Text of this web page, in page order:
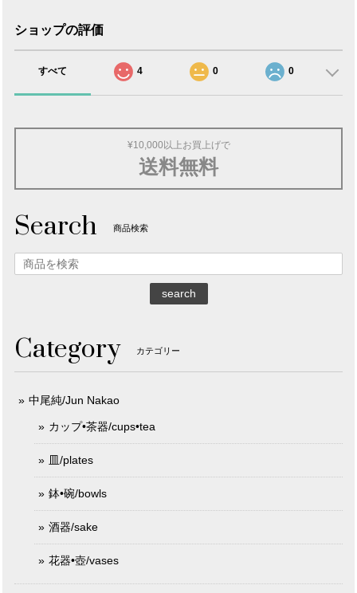
ショップの評価
すべて 4 0 0
¥10,000以上お買上げで
送料無料
Search 商品検索
search
Category カテゴリー
中尾純/Jun Nakao
カップ•茶器/cups•tea
皿/plates
鉢•碗/bowls
酒器/sake
花器•壺/vases